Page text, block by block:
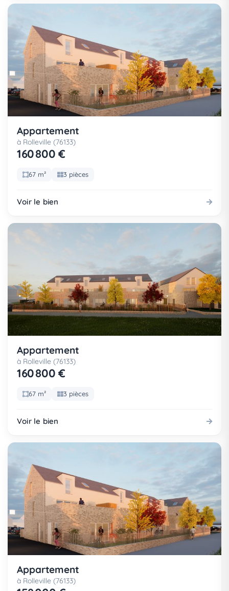
Appartement
à Rolleville (76133)
160 800 €
67 m² 3 pièces
Voir le bien
Appartement
à Rolleville (76133)
160 800 €
67 m² 3 pièces
Voir le bien
Appartement
à Rolleville (76133)